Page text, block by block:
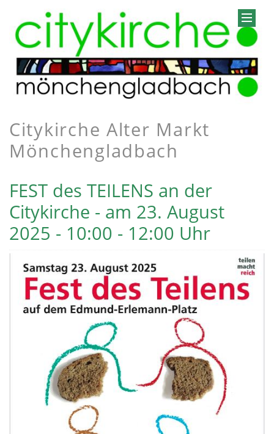
Citykirche Alter Markt
Mönchengladbach
FEST des TEILENS an der
Citykirche - am 23. August
2025 - 10:00 - 12:00 Uhr